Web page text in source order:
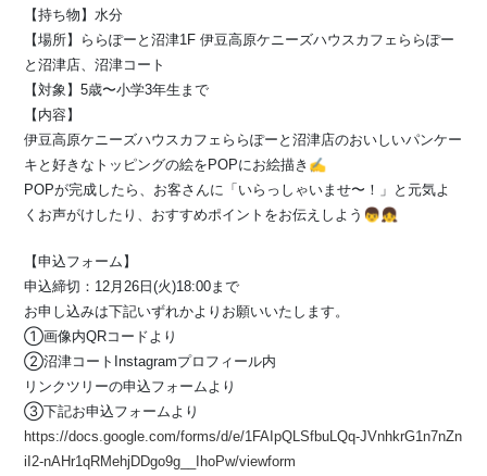
【持ち物】水分
【場所】ららぽーと沼津1F 伊豆高原ケニーズハウスカフェららぽー
と沼津店、沼津コート
【対象】5歳〜小学3年生まで
【内容】
伊豆高原ケニーズハウスカフェららぽーと沼津店のおいしいパンケー
キと好きなトッピングの絵をPOPにお絵描き✍️
POPが完成したら、お客さんに「いらっしゃいませ〜！」と元気よ
くお声がけしたり、おすすめポイントをお伝えしよう👦👧
【申込フォーム】
申込締切：12月26日(火)18:00まで
⁡お申し込みは下記いずれかよりお願いいたします。
①画像内QRコードより
②沼津コートInstagramプロフィール内
リンクツリーの申込フォームより
③⁡下記お申込フォームより
https://docs.google.com/forms/d/e/1FAIpQLSfbuLQq-JVnhkrG1n7nZn
iI2-nAHr1qRMehjDDgo9g__IhoPw/viewform